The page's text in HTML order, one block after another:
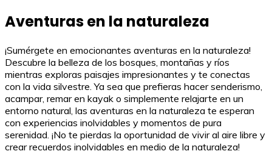
Aventuras en la naturaleza
¡Sumérgete en emocionantes aventuras en la naturaleza!
Descubre la belleza de los bosques, montañas y ríos
mientras exploras paisajes impresionantes y te conectas
con la vida silvestre. Ya sea que prefieras hacer senderismo,
acampar, remar en kayak o simplemente relajarte en un
entorno natural, las aventuras en la naturaleza te esperan
con experiencias inolvidables y momentos de pura
serenidad. ¡No te pierdas la oportunidad de vivir al aire libre y
crear recuerdos inolvidables en medio de la naturaleza!